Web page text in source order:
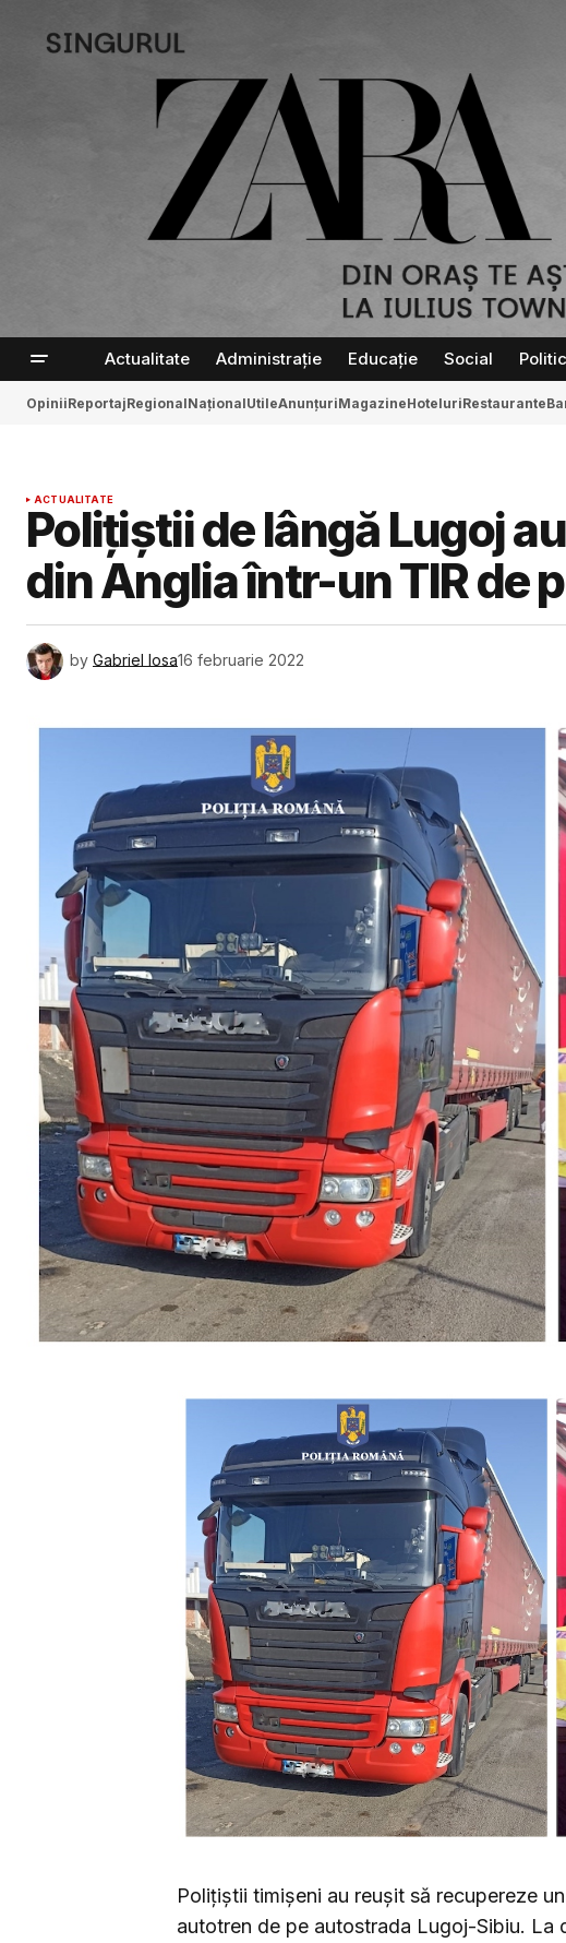
Actualitate Administrație Educație Social
OpiniiReportajRegionalNaționalUtileAnunțuriMagazineHoteluriRestaurante
ACTUALITATE
Polițiștii de lângă Lugoj
din Anglia într-un TIR de
by Gabriel Iosa16 februarie 2022
Polițiștii timișeni au reușit să recupereze
autotren de pe autostrada Lugoj-Sibiu. La